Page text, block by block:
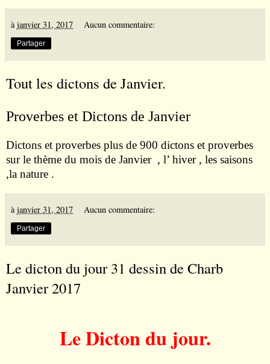
à janvier 31, 2017 Aucun commentaire:
Partager
Tout les dictons de Janvier.
Proverbes et Dictons de Janvier
Dictons et proverbes plus de 900 dictons et proverbes
sur le thème du mois de Janvier , l’ hiver , les saisons
,la nature .
à janvier 31, 2017 Aucun commentaire:
Partager
Le dicton du jour 31 dessin de Charb
Janvier 2017
Le Dicton du jour.